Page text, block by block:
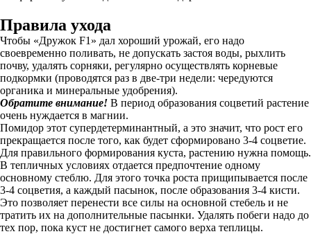
Правила ухода
Чтобы «Дружок F1» дал хороший урожай, его надо
своевременно поливать, не допускать застоя воды, рыхлить
почву, удалять сорняки, регулярно осуществлять корневые
подкормки (проводятся раз в две-три недели: чередуются
органика и минеральные удобрения).
Обратите внимание! В период образования соцветий растение
очень нуждается в магнии.
Помидор этот супердетерминантный, а это значит, что рост его
прекращается после того, как будет сформировано 3-4 соцветие.
Для правильного формирования куста, растению нужна помощь.
В тепличных условиях отдается предпочтение одному
основному стеблю. Для этого точка роста прищипывается после
3-4 соцветия, а каждый пасынок, после образования 3-4 кисти.
Это позволяет перенести все силы на основной стебель и не
тратить их на дополнительные пасынки. Удалять побеги надо до
тех пор, пока куст не достигнет самого верха теплицы.